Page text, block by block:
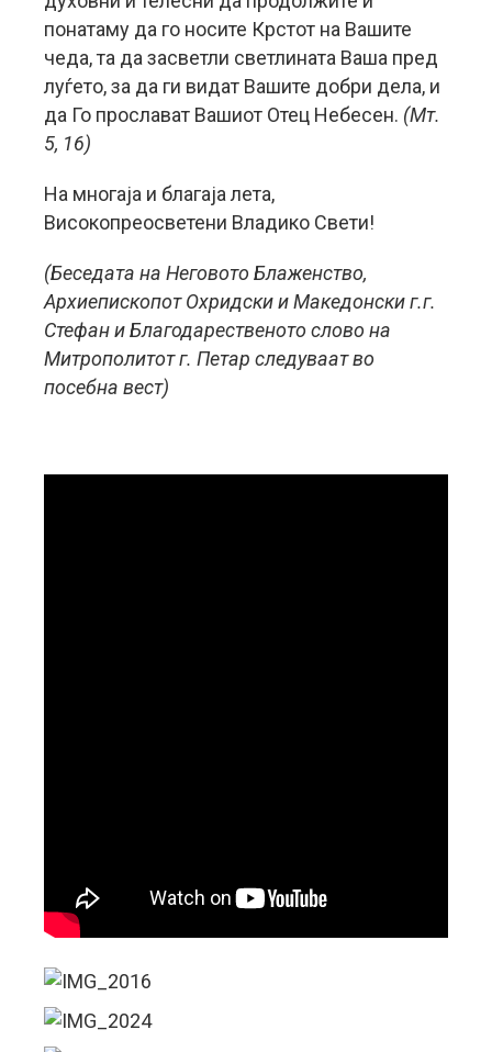
понатаму да го носите Крстот на Вашите
чеда, та да засветли светлината Ваша пред
луѓето, за да ги видат Вашите добри дела, и
да Го прослават Вашиот Отец Небесен. (Мт.
5, 16)
На многаја и благаја лета,
Високопреосветени Владико Свети!
(Беседата на Неговото Блаженство,
Архиепископот Охридски и Македонски г.г.
Стефан и Благодарественото слово на
Митрополитот г. Петар следуваат во
посебна вест)